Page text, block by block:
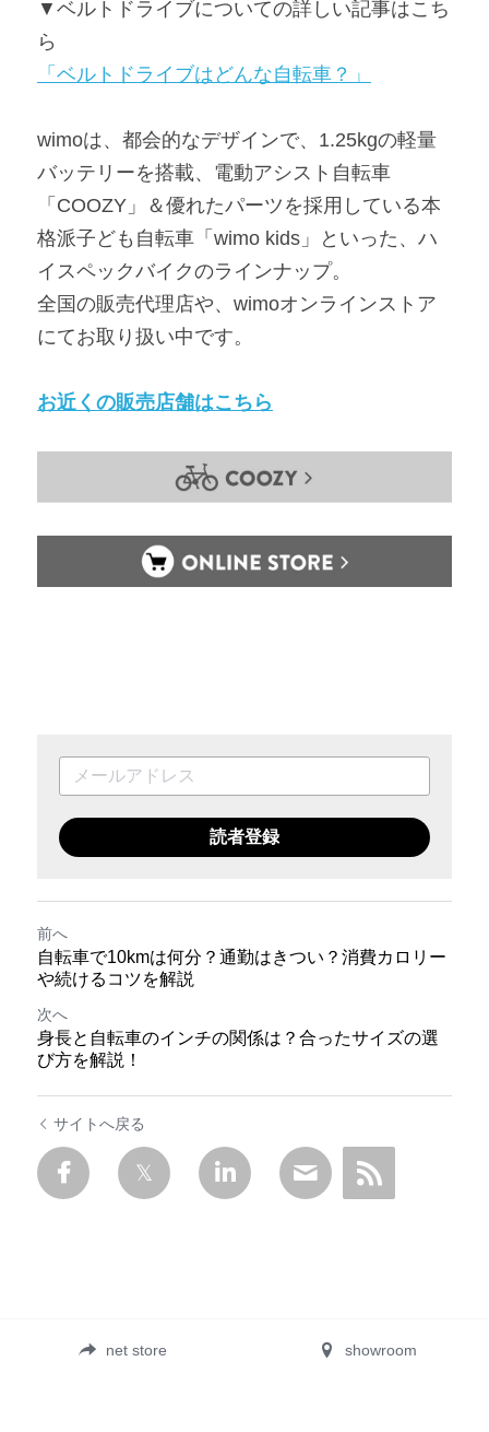
▼ベルトドライブについての詳しい記事はこち
ら
「ベルトドライブはどんな自転車？」
wimoは、都会的なデザインで、1.25kgの軽量
バッテリーを搭載、電動アシスト自転車
「COOZY」＆優れたパーツを採用している本
格派子ども自転車「wimo kids」といった、ハ
イスペックバイクのラインナップ。
全国の販売代理店や、wimoオンラインストア
にてお取り扱い中です。
お近くの販売店舗はこちら
読者登録
前へ
自転車で10kmは何分？通勤はきつい？消費カロリー
や続けるコツを解説
次へ
身長と自転車のインチの関係は？合ったサイズの選
び方を解説！
サイトへ戻る
net store showroom